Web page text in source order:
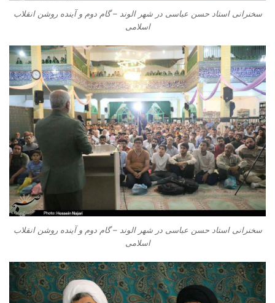
سخنرانی استاد حسن عباسی در شهر الوند – گام دوم و آینده روشن انقلاب
اسلامی
سخنرانی استاد حسن عباسی در شهر الوند – گام دوم و آینده روشن انقلاب
اسلامی